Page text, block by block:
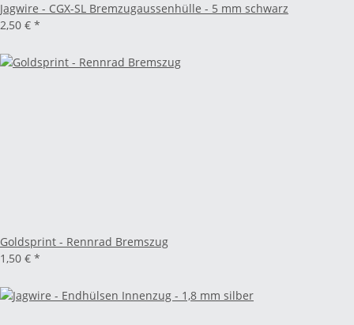
Jagwire - CGX-SL Bremzugaussenhülle - 5 mm schwarz
2,50 € *
Goldsprint - Rennrad Bremszug
1,50 € *